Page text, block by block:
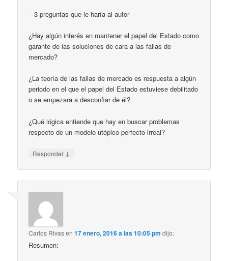
– 3 preguntas que le haría al autor-
¿Hay algún interés en mantener el papel del Estado como
garante de las soluciones de cara a las fallas de
mercado?
¿La teoría de las fallas de mercado es respuesta a algún
periodo en el que el papel del Estado estuviese debilitado
o se empezara a desconfiar de él?
¿Qué lógica entiende que hay en buscar problemas
respecto de un modelo utópico-perfecto-irreal?
Responder ↓
Carlos Rivasen17 enero, 2016 a las 10:05 pm dijo:
Resumen: